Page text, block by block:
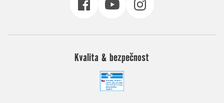
Kvalita & bezpečnost